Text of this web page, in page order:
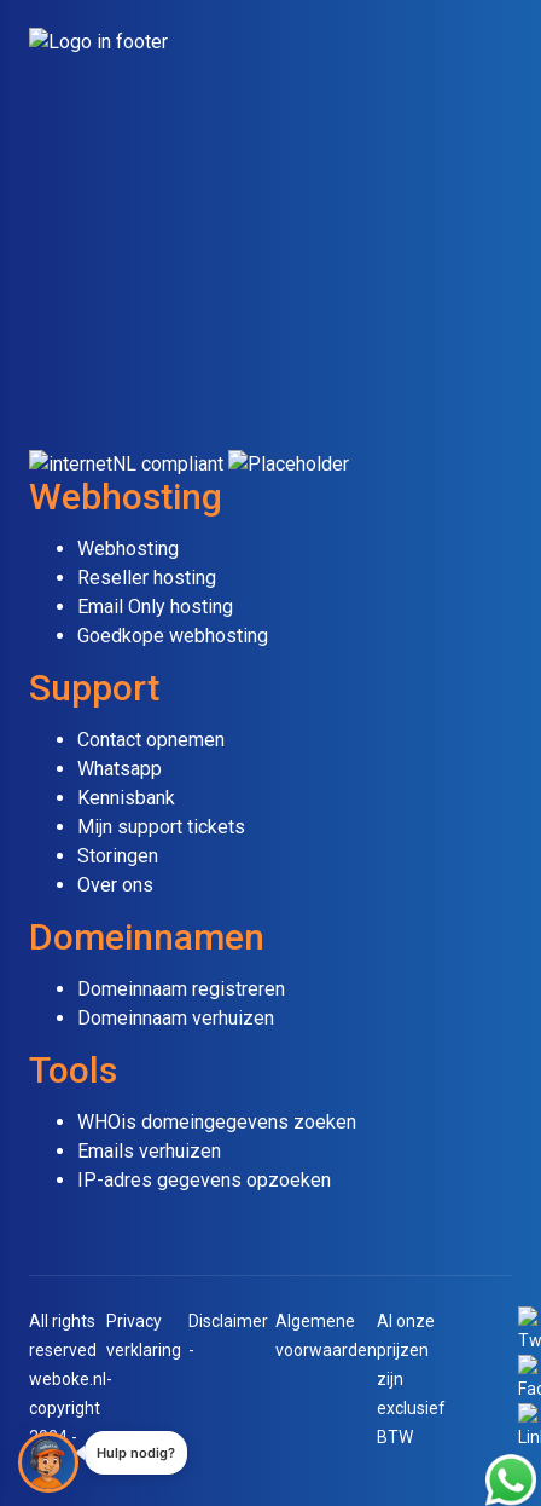
Hulp nodig?
Webhosting
Webhosting
Reseller hosting
Email Only hosting
Goedkope webhosting
Support
Contact opnemen
Whatsapp
Kennisbank
Mijn support tickets
Storingen
Over ons
Domeinnamen
Domeinnaam registreren
Domeinnaam verhuizen
Tools
WHOis domeingegevens zoeken
Emails verhuizen
IP-adres gegevens opzoeken
All rights
reserved
weboke.nl
copyright
2004 -
2025
Privacy
verklaring
-
Disclaimer
-
Algemene
voorwaarden
Al onze
prijzen
zijn
exclusief
BTW